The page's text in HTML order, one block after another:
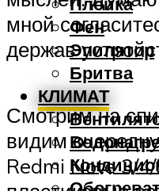
Фен
Эпилятор
Бритва
КЛИМАТ
мной
держав
Смотрим на
видим
Redmi Note 3/